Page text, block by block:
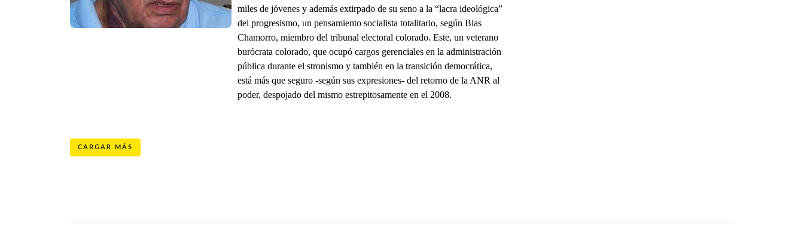
miles de jóvenes y además extirpado de su seno a la “lacra ideológica”
del progresismo, un pensamiento socialista totalitario, según Blas
Chamorro, miembro del tribunal electoral colorado. Este, un veterano
burócrata colorado, que ocupó cargos gerenciales en la administración
pública durante el stronismo y también en la transición democrática,
está más que seguro -según sus expresiones- del retorno de la ANR al
poder, despojado del mismo estrepitosamente en el 2008.
CARGAR MÁS